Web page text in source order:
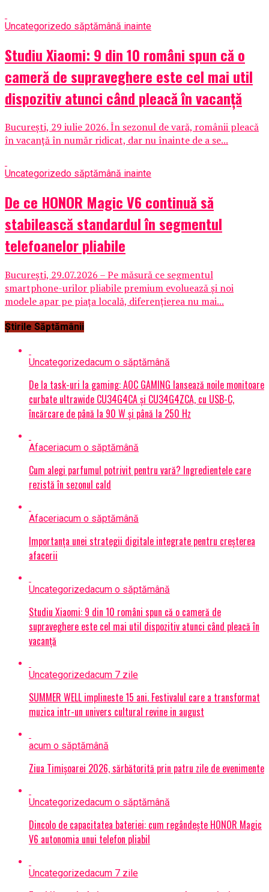
Uncategorizedo săptămână inainte
Studiu Xiaomi: 9 din 10 români spun că o
cameră de supraveghere este cel mai util
dispozitiv atunci când pleacă în vacanță
București, 29 iulie 2026. În sezonul de vară, românii pleacă
în vacanță în număr ridicat, dar nu înainte de a se...
Uncategorizedo săptămână inainte
De ce HONOR Magic V6 continuă să
stabilească standardul în segmentul
telefoanelor pliabile
București, 29.07.2026 – Pe măsură ce segmentul
smartphone-urilor pliabile premium evoluează și noi
modele apar pe piața locală, diferențierea nu mai...
Știrile Săptămânii
Uncategorizedacum o săptămână
De la task-uri la gaming: AOC GAMING lansează noile monitoare
curbate ultrawide CU34G4CA și CU34G4ZCA, cu USB-C,
încărcare de până la 90 W și până la 250 Hz
Afaceriacum o săptămână
Cum alegi parfumul potrivit pentru vară? Ingredientele care
rezistă în sezonul cald
Afaceriacum o săptămână
Importanța unei strategii digitale integrate pentru creșterea
afacerii
Uncategorizedacum o săptămână
Studiu Xiaomi: 9 din 10 români spun că o cameră de
supraveghere este cel mai util dispozitiv atunci când pleacă în
vacanță
Uncategorizedacum 7 zile
SUMMER WELL implineste 15 ani. Festivalul care a transformat
muzica intr-un univers cultural revine in august
acum o săptămână
Ziua Timișoarei 2026, sărbătorită prin patru zile de evenimente
Uncategorizedacum o săptămână
Dincolo de capacitatea bateriei: cum regândește HONOR Magic
V6 autonomia unui telefon pliabil
Uncategorizedacum 7 zile